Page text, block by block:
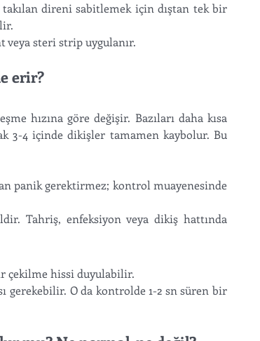
direni sabitlemek için dıştan tek bir
steri strip uygulanır.
erir?
hızına göre değişir. Bazıları daha kısa
3-4 içinde dikişler tamamen kaybolur. Bu
panik gerektirmez; kontrol muayenesinde
Tahriş, enfeksiyon veya dikiş hattında
çekilme hissi duyulabilir.
gerekebilir. O da kontrolde 1-2 sn süren bir